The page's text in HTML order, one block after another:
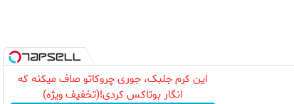
این کرم جلبک، جوری چروکاتو صاف میکنه که
انگار بوتاکس کردی!(تخفیف ویژه)